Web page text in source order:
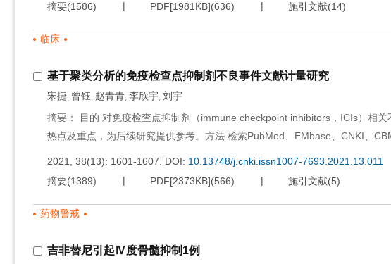
摘要(1586) PDF[1981KB](636) 施引文献(14)
临床
基于聚类分析的免疫检查点抑制剂不良事件文献计量研究
宋捷, 曾钰, 赵青青, 李欣宇, 刘宇
摘要： 目的 对免疫检查点抑制剂（immune checkpoint inhibitors，ICIs）相
热点及重点，为后续研究提供参考。方法 检索PubMed、EMbase、CNKI、
2021, 38(13): 1601-1607. DOI: 10.13748/j.cnki.issn1007-7693.2021.13.011
摘要(1389) PDF[2373KB](566) 施引文献(5)
药物警戒
吉非替尼引起Ⅳ度骨髓抑制1例